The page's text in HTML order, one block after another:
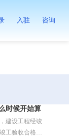
入驻 咨询
时候开始算
建设工程经竣
工验收合格之